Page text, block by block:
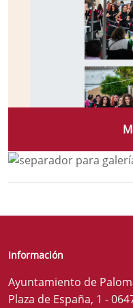
Información
Ayuntamiento de
Plaza de España, 1 -